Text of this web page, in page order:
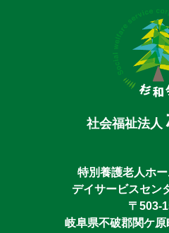
社会福祉法人
特別養護老人ホ
デイサービスセン
〒503-
岐阜県不破郡関ケ